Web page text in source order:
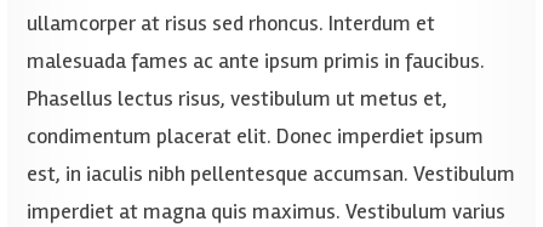
ullamcorper at risus sed rhoncus. Interdum et
malesuada fames ac ante ipsum primis in faucibus.
Phasellus lectus risus, vestibulum ut metus et,
condimentum placerat elit. Donec imperdiet ipsum
est, in iaculis nibh pellentesque accumsan. Vestibulum
imperdiet at magna quis maximus. Vestibulum varius